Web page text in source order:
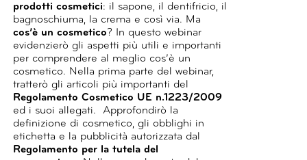
prodotti cosmetici: il sapone, il dentifricio, il
bagnoschiuma, la crema e così via. Ma
cos’è un cosmetico? In questo webinar
evidenzierò gli aspetti più utili e importanti
per comprendere al meglio cos’è un
cosmetico. Nella prima parte del webinar,
tratterò gli articoli più importanti del
Regolamento Cosmetico UE n.1223/2009
ed i suoi allegati.
Approfondirò la
definizione di cosmetico, gli obblighi in
etichetta e la pubblicità autorizzata dal
Regolamento per la tutela del